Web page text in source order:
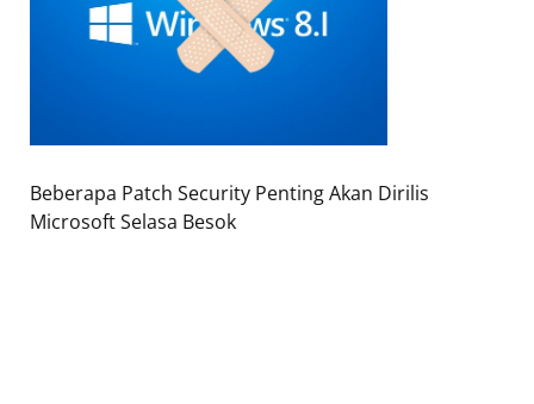
Beberapa Patch Security Penting Akan Dirilis
Microsoft Selasa Besok